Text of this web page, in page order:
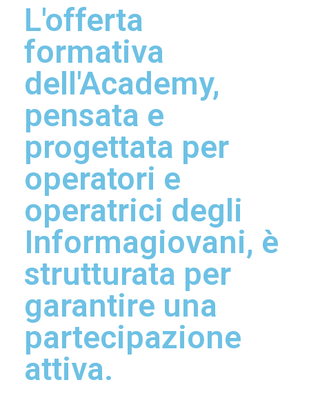
L'offerta
formativa
dell'Academy,
pensata e
progettata per
operatori e
operatrici degli
Informagiovani, è
strutturata per
garantire una
partecipazione
attiva.